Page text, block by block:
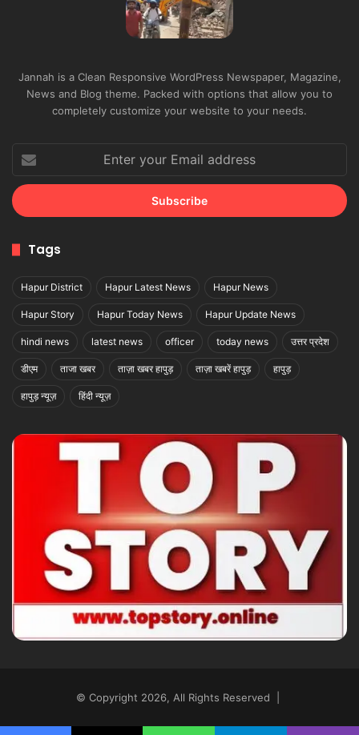
Jannah is a Clean Responsive WordPress Newspaper, Magazine,
News and Blog theme. Packed with options that allow you to
completely customize your website to your needs.
your
Email
address
Tags
Hapur District Hapur Latest News Hapur News
Hapur Story Hapur Today News Hapur Update News
hindi news latest news officer today news उत्तर प्रदेश
डीएम ताजा खबर ताज़ा खबर हापुड़ ताज़ा खबरें हापुड़ हापुड़
हापुड़ न्यूज़ हिंदी न्यूज़
© Copyright 2026, All Rights Reserved |